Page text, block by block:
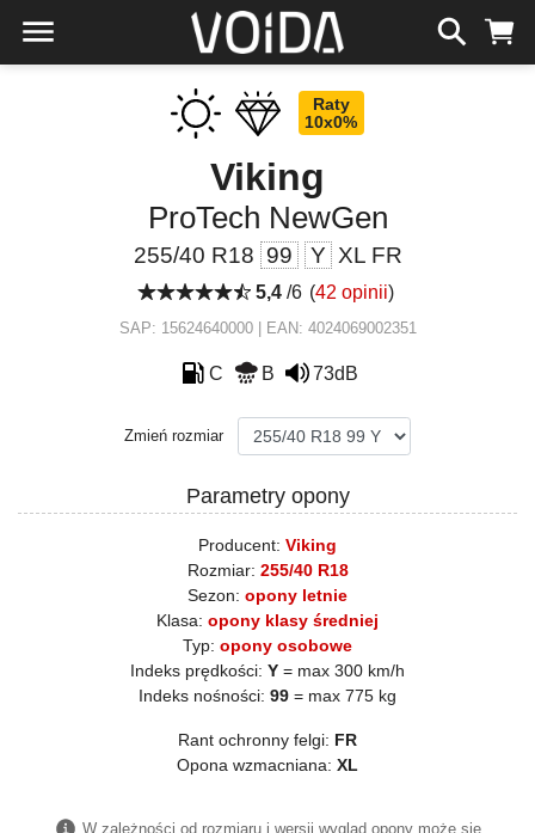
Raty
10x0%
Viking
ProTech NewGen
255/40 R18 99 Y XL FR
5,4/6 (42 opinii)
SAP: 15624640000 | EAN: 4024069002351
C B 73dB
Zmień rozmiar
Parametry opony
Producent: Viking
Rozmiar: 255/40 R18
Sezon: opony letnie
Klasa: opony klasy średniej
Typ: opony osobowe
Indeks prędkości: Y = max 300 km/h
Indeks nośności: 99 = max 775 kg
Rant ochronny felgi: FR
Opona wzmacniana: XL
W zależności od rozmiaru i wersji wygląd opony może się